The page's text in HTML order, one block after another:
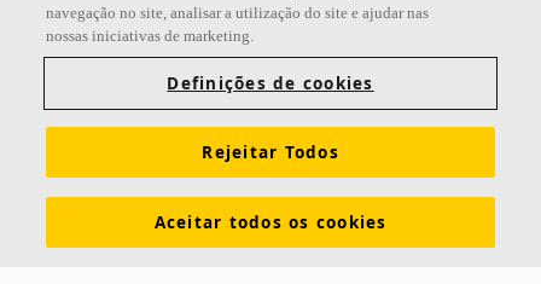
navegação no site, analisar a utilização do site e ajudar nas
nossas iniciativas de marketing.
Definições de cookies
Rejeitar Todos
Aceitar todos os cookies